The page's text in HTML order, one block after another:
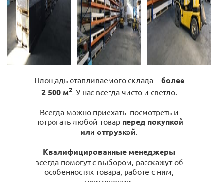
Площадь отапливаемого склада – более
2 500 м2. У нас всегда чисто и светло.
Всегда можно приехать, посмотреть и
потрогать любой товар перед покупкой
или отгрузкой.
Квалифицированные менеджеры
всегда помогут с выбором, расскажут об
особенностях товара, работе с ним,